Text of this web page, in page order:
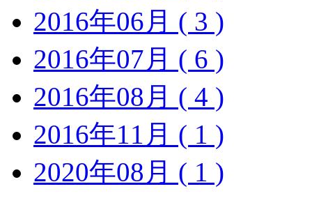
2016年06月 ( 3 )
2016年07月 ( 6 )
2016年08月 ( 4 )
2016年11月 ( 1 )
2020年08月 ( 1 )